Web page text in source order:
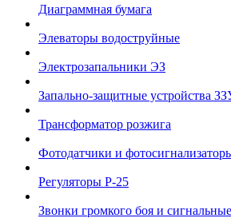
Диаграммная бумага
Элеваторы водоструйные
Электрозапальники ЭЗ
Запально-защитные устройства
Трансформатор розжига
Фотодатчики и
Регуляторы Р-25
Звонки громкого боя и